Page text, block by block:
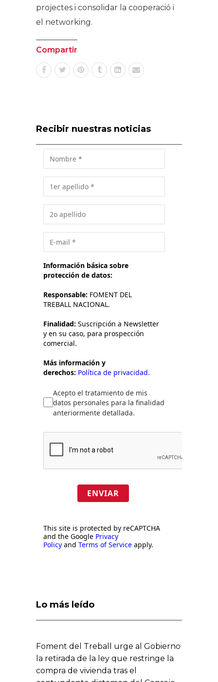
projectes i consolidar la cooperació i
el networking.
Compartir
Recibir nuestras noticias
Información básica sobre
protección de datos:
Responsable: FOMENT DEL
TREBALL NACIONAL.
Finalidad: Suscripción a Newsletter
y en su caso, para prospección
comercial.
Más información y
derechos: Política de privacidad.
Acepto el tratamiento de mis
datos personales para la finalidad
anteriormente detallada.
ENVIAR
This site is protected by reCAPTCHA
and the Google Privacy
Policy and Terms of Service apply.
Lo más leído
Foment del Treball urge al Gobierno
la retirada de la ley que restringe la
compra de vivienda tras el